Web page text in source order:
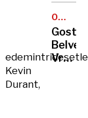
Kevin
Durant,
njeno
truplo
skril
v
OCENA